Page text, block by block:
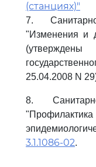
(станциях)"
7.
"Изменения и
25.04.2008 N
8.
3.1.1086-02.